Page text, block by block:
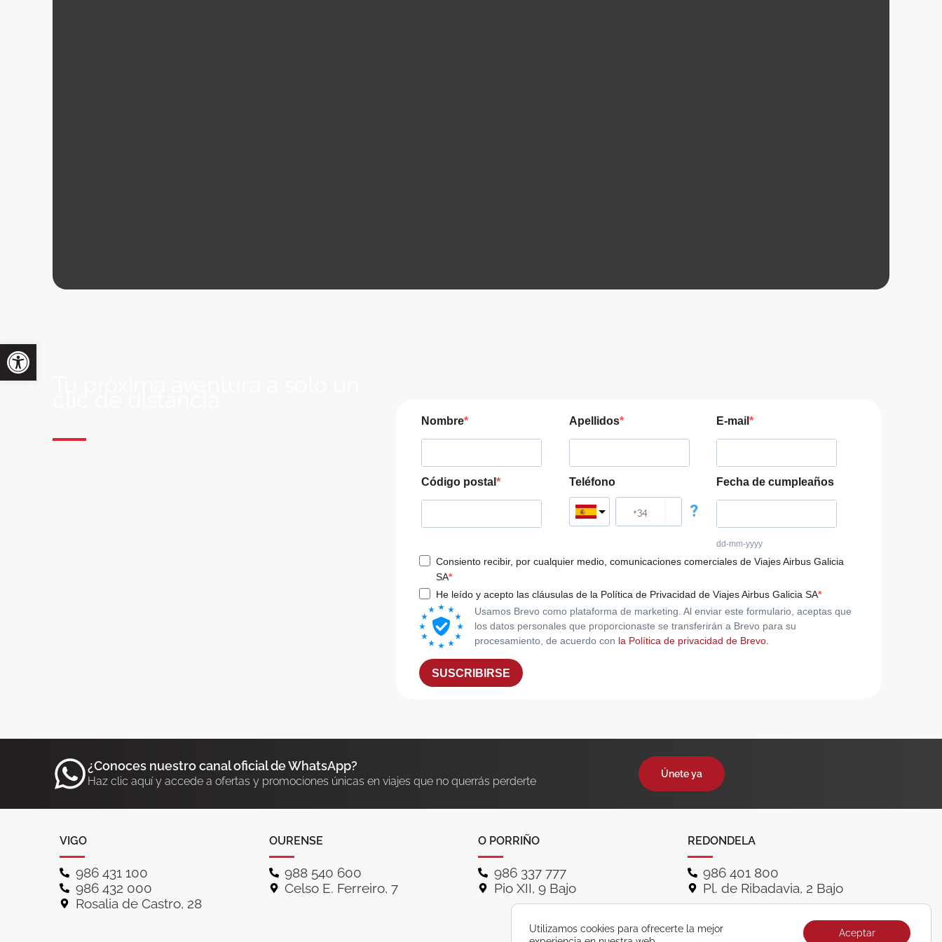
Nombre Apellidos E-mail
Código postal Teléfono
?
Fecha de cumpleaños
dd-mm-yyyy
Consiento recibir, por cualquier medio, comunicaciones comerciales de Viajes Airbus Galicia
SA
He leído y acepto las cláusulas de la Política de Privacidad de Viajes Airbus Galicia SA
Usamos Brevo como plataforma de marketing. Al enviar este formulario, aceptas que
los datos personales que proporcionaste se transferirán a Brevo para su
procesamiento, de acuerdo con la Política de privacidad de Brevo.
SUSCRIBIRSE
¿Conoces nuestro canal oficial de WhatsApp?
Haz clic aquí y accede a ofertas y promociones únicas en viajes que no querrás perderte
Únete ya
VIGO
986 431 100
986 432 000
Rosalia de Castro, 28
OURENSE
988 540 600
Celso E. Ferreiro, 7
O PORRIÑO
986 337 777
Pio XII, 9 Bajo
REDONDELA
986 401 800
Pl. de Ribadavia, 2 Bajo
Utilizamos cookies para ofrecerte la mejor
Aceptar